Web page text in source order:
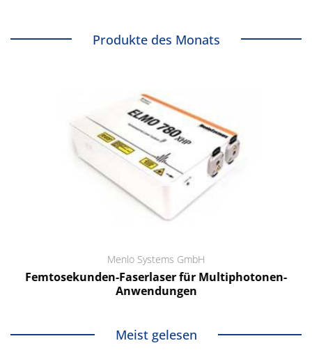
Produkte des Monats
Menlo Systems GmbH
Femtosekunden-Faserlaser für Multiphotonen-
Anwendungen
Meist gelesen